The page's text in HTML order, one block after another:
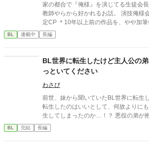
家の都合で『俺様』を演じてる生徒会
教師やらから好かれるお話。 演技俺様
定CP ＊10年以上前の作品を、やや加
から完全新規)
BL 連載中 長編
BL世界に転生したけど主人公の
っといてください
わさび
前世、妹から聞いていたBL世界に転生して
転生したのはいいとして、何故よりに
生してしまったのか…！？ 悪役の弟が抱えていたであろう嫉妬に
抗いつつ転生生活を過ごす物語。
BL 完結 長編